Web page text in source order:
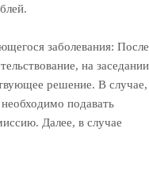
заболевания: После
на заседании
решение. В случае,
подавать
Далее, в случае